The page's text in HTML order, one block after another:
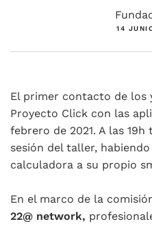
14
El primer contacto de los
Proyecto Click con las
febrero de 2021. A las
sesión del taller,
calculadora a su propio
En el marco de la
22@ network,